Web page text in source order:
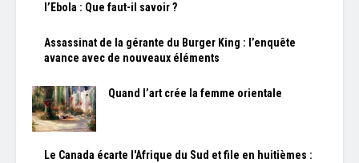
l’Ebola : Que faut-il savoir ?
Assassinat de la gérante du Burger King : l’enquête
avance avec de nouveaux éléments
Quand l’art crée la femme orientale
Le Canada écarte l'Afrique du Sud et file en huitièmes :